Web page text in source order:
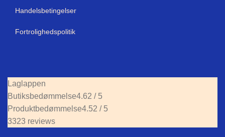
Handelsbetingelser
Fortrolighedspolitik
Laglappen
Butiksbedømmelse4.62 / 5
Produktbedømmelse4.52 / 5
3323 reviews